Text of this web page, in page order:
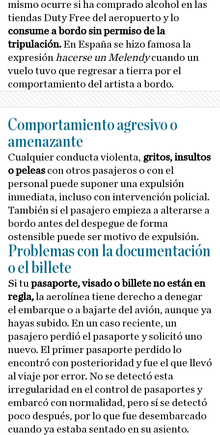
mismo ocurre si ha comprado alcohol en las
tiendas Duty Free del aeropuerto y lo
consume a bordo sin permiso de la
tripulación.En España se hizo famosa la
expresión hacerse un Melendycuando un
vuelo tuvo que regresar a tierra por el
comportamiento del artista a bordo.
Comportamiento agresivo o
amenazante
Cualquier conducta violenta, gritos, insultos
o peleas con otros pasajeros o con el
personal puede suponer una expulsión
inmediata, incluso con intervención policial.
También si el pasajero empieza a alterarse a
bordo antes del despegue de forma
ostensible puede ser motivo de expulsión.
Problemas con la documentación
o el billete
Si tu pasaporte, visado o billete no están en
regla,la aerolínea tiene derecho a denegar
el embarque o a bajarte del avión, aunque ya
hayas subido. En un caso reciente, un
pasajero perdió el pasaporte y solicitó uno
nuevo. El primer pasaporte perdido lo
encontró con posterioridad y fue el que llevó
al viaje por error. No se detectó esta
irregularidad en el control de pasaportes y
embarcó con normalidad, pero sí se detectó
poco después, por lo que fue desembarcado
cuando ya estaba sentado en su asiento.